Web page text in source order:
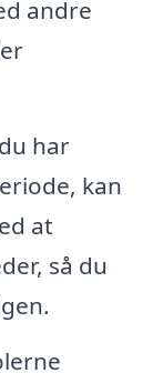
andre
har
kan
at
så du